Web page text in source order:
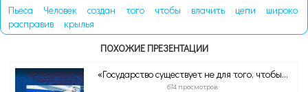
Пьеса Человек создан того чтобы влачить цепи
широко
расправив
крылья
ПОХОЖИЕ ПРЕЗЕНТАЦИИ
«Государство существует не для того, чтобы...
674 просмотров